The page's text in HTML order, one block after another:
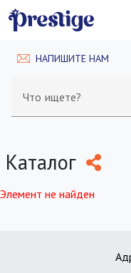
НАПИШИТЕ НАМ
Что ищете?
Каталог
Элемент не найден